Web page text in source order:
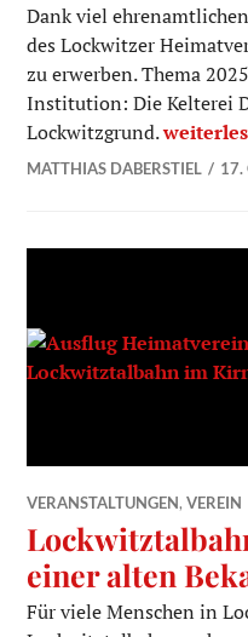
Dank viel
des Lockwitzer
zu erwerben. Thema
Institution: Die Kelterei
Lockwitzgrund.
MATTHIAS DABERSTIEL 17.
VERANSTALTUNGEN,VEREIN
einer alten
Für viele Menschen in